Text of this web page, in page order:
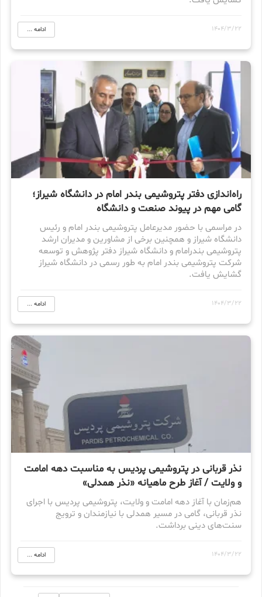
1404/3/22 ادامه ...
راه‌اندازی دفتر پتروشیمی بندر امام در دانشگاه شیراز؛
گامی مهم در پیوند صنعت و دانشگاه
در مراسمی با حضور مدیرعامل پتروشیمی بندر امام و رئیس
دانشگاه شیراز و همچنین برخی از مشاورین و مدیران ارشد
پتروشیمی بندرامام و دانشگاه شیراز دفتر پژوهش و توسعه
شرکت پتروشیمی بندر امام به طور رسمی در دانشگاه شیراز
گشایش یافت.
1404/3/22 ادامه ...
نذر قربانی در پتروشیمی پردیس به مناسبت دهه امامت
و ولایت / آغاز طرح ماهیانه «نذر همدلی»
هم‌زمان با آغاز دهه امامت و ولایت، پتروشیمی پردیس با اجرای
نذر قربانی، گامی در مسیر همدلی با نیازمندان و ترویج
سنت‌های دینی برداشت.
1404/3/22 ادامه ...